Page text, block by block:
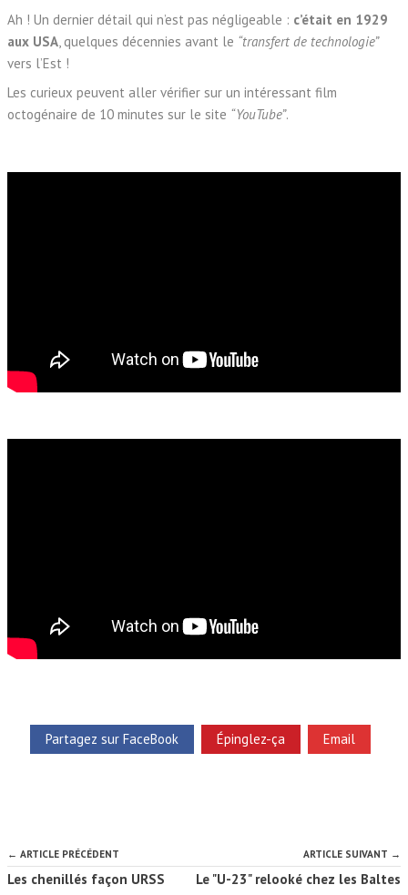
Ah ! Un dernier détail qui n’est pas négligeable : c’était en 1929
aux USA, quelques décennies avant le “transfert de technologie”
vers l’Est !
Les curieux peuvent aller vérifier sur un intéressant film
octogénaire de 10 minutes sur le site “YouTube”.
Partagez sur FaceBook Épinglez-ça Email
← ARTICLE PRÉCÉDENT
Les chenillés façon URSS
ARTICLE SUIVANT →
Le "U-23" relooké chez les Baltes